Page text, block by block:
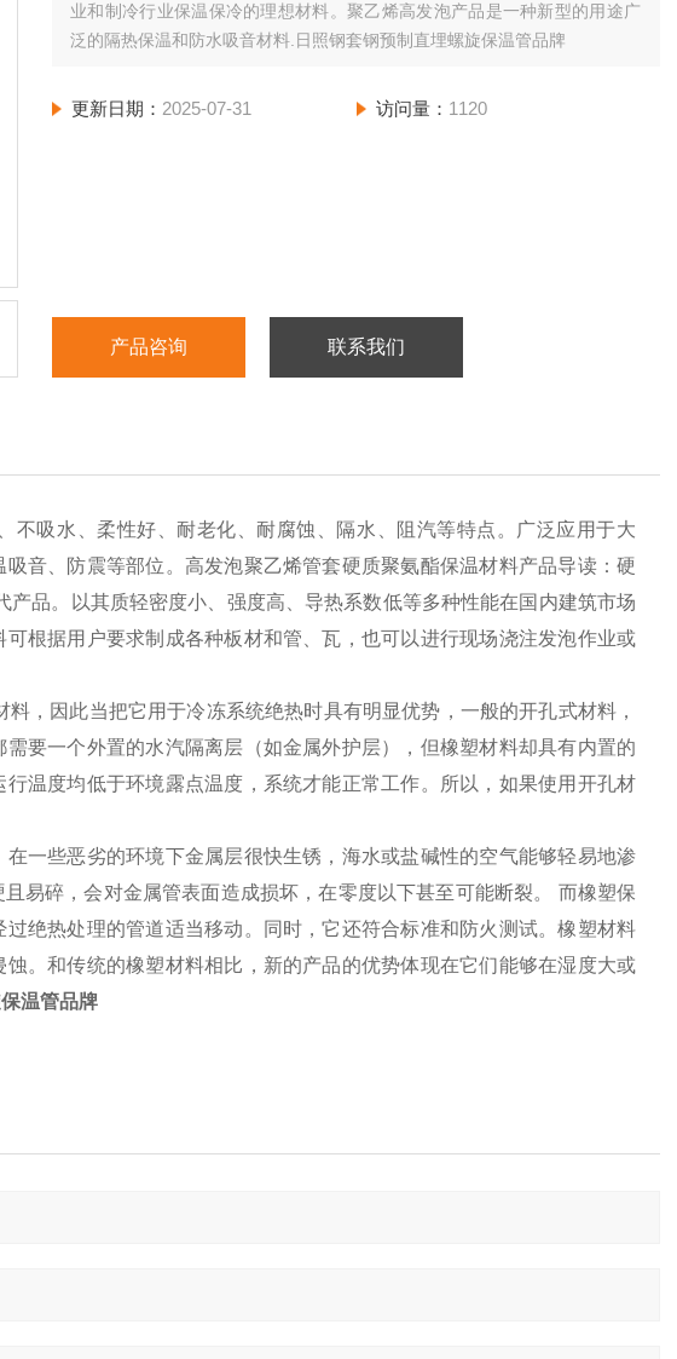
业和制冷行业保温保冷的理想材料。聚乙烯高发泡产品是一种新型的用途广
泛的隔热保温和防水吸音材料.日照钢套钢预制直埋螺旋保温管品牌
更新日期： 2025-07-31 访问量： 1120
产品咨询 联系我们
不吸水、柔性好、耐老化、耐腐蚀、隔水、阻汽等特点。广泛应用于大
音、防震等部位。高发泡聚乙烯管套硬质聚氨酯保温材料产品导读：硬
品。以其质轻密度小、强度高、导热系数低等多种性能在国内建筑市场
根据用户要求制成各种板材和管、瓦，也可以进行现场浇注发泡作业或
，因此当把它用于冷冻系统绝热时具有明显优势，一般的开孔式材料，
要一个外置的水汽隔离层（如金属外护层），但橡塑材料却具有内置的
温度均低于环境露点温度，系统才能正常工作。所以，如果使用开孔材
一些恶劣的环境下金属层很快生锈，海水或盐碱性的空气能够轻易地渗
易碎，会对金属管表面造成损坏，在零度以下甚至可能断裂。 而橡塑保
绝热处理的管道适当移动。同时，它还符合标准和防火测试。橡塑材料
。和传统的橡塑材料相比，新的产品的优势体现在它们能够在湿度大或
温管品牌